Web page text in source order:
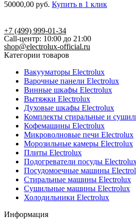
50000,00 руб. Купить в 1 клик
+7 (499) 999-01-34
Call-центр: 10:00 до 21:00
shop@electrolux-official.ru
Категории товаров
Вакууматоры Electrolux
Варочные панели Electrolux
Винные шкафы Electrolux
Вытяжки Electrolux
Духовые шкафы Electrolux
Комплекты стиральные и
Кофемашины Electrolux
Микроволновые печи Electrolux
Морозильные камеры Electrolux
Плиты Electrolux
Подогреватели посуды
Посудомоечные машины
Стиральные машины Electrolux
Сушильные машины Electrolux
Холодильники Electrolux
Информация